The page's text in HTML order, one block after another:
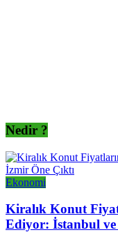
Nedir ?
Ekonomi
Kiralık Konut
Ediyor: İstanbul ve